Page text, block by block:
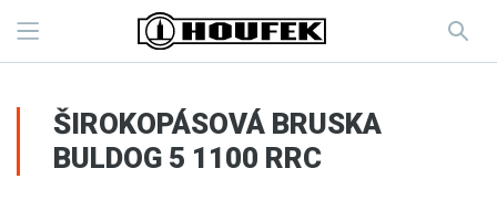
ŠIROKOPÁSOVÁ BRUSKA
BULDOG 5 1100 RRC